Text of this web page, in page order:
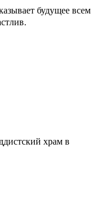
будущее всем
храм в